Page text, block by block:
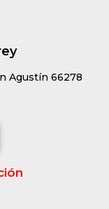
Agustín 66278